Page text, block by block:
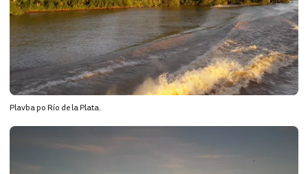
Plavba po Río de la Plata.